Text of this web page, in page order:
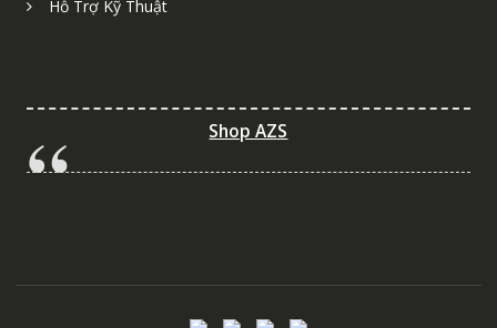
Hỗ Trợ Kỹ Thuật
Shop AZS